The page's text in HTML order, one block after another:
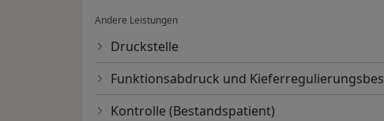
Andere Leistungen
Druckstelle
Funktionsabdruck und
Kontrolle (Bestandspatient)